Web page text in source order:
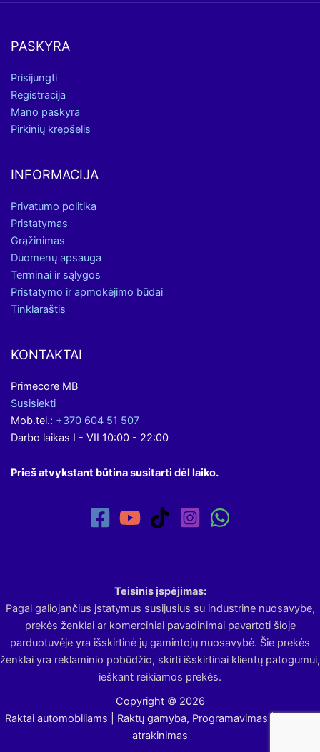
PASKYRA
Prisijungti
Registracija
Mano paskyra
Pirkinių krepšelis
INFORMACIJA
Privatumo politika
Pristatymas
Grąžinimas
Duomenų apsauga
Terminai ir sąlygos
Pristatymo ir apmokėjimo būdai
Tinklaraštis
KONTAKTAI
Primecore MB
Susisiekti
Mob.tel.: +370 604 51 507
Darbo laikas I - VII 10:00 - 22:00
Prieš atvykstant būtina susitarti dėl laiko.
Teisinis įspėjimas:
Pagal galiojančius įstatymus susijusius su industrine nuosavybe,
prekės ženklai ar komerciniai pavadinimai pavartoti šioje
parduotuvėje yra išskirtinė jų gamintojų nuosavybė. Šie prekės
ženklai yra reklaminio pobūdžio, skirti išskirtinai klientų patogumui,
ieškant reikiamos prekės.
Copyright © 2026
Raktai automobiliams | Raktų gamyba, Programavimas | Avarinis
atrakinimas